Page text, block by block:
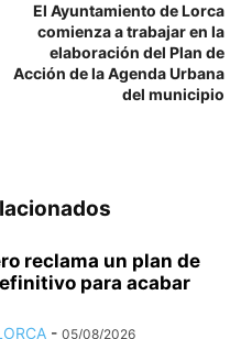
El Ayuntamiento de Lorca
comienza a trabajar en la
elaboración del Plan de
Acción de la Agenda Urbana
del municipio
reclama un plan de
para acabar
- 05/08/2026